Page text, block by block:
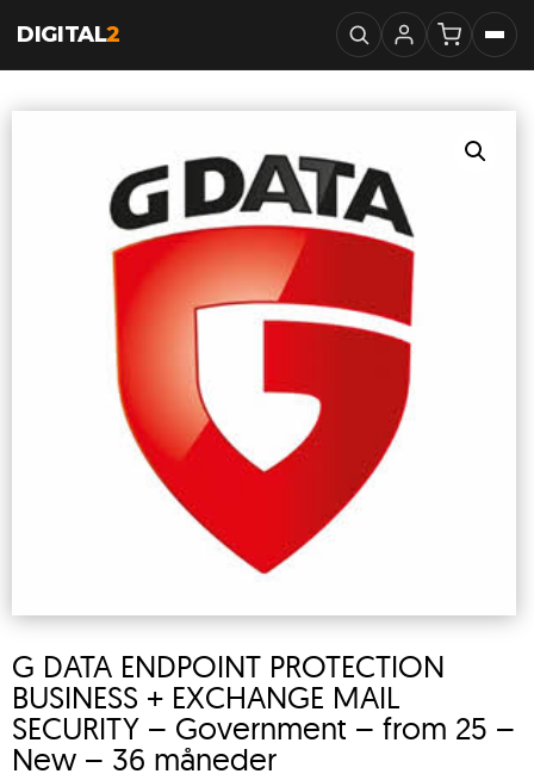
DIGITAL2
G DATA ENDPOINT PROTECTION
BUSINESS + EXCHANGE MAIL
SECURITY – Government – from 25 –
New – 36 måneder